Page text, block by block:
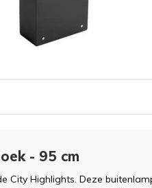
- 95 cm
City Highlights. Deze